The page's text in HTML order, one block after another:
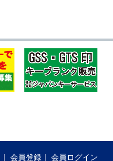
会員登録 会員ログイン